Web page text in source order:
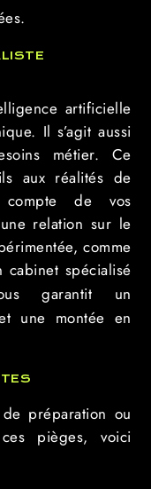
artificielle
Il s’agit aussi
métier. Ce
aux réalités de
de vos
relation sur le
comme
spécialisé
garantit un
une montée en
préparation ou
pièges, voici